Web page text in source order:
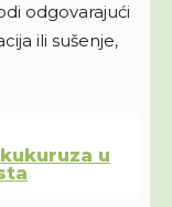
odgovarajući
ili sušenje,
u